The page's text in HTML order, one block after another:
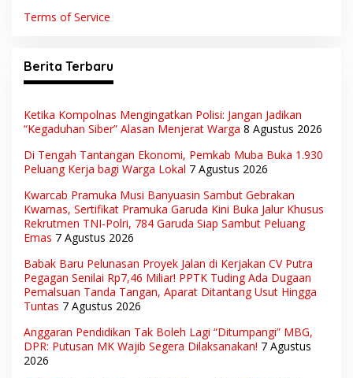
Terms of Service
Berita Terbaru
Ketika Kompolnas Mengingatkan Polisi: Jangan Jadikan
“Kegaduhan Siber” Alasan Menjerat Warga 8 Agustus 2026
Di Tengah Tantangan Ekonomi, Pemkab Muba Buka 1.930
Peluang Kerja bagi Warga Lokal 7 Agustus 2026
Kwarcab Pramuka Musi Banyuasin Sambut Gebrakan
Kwarnas, Sertifikat Pramuka Garuda Kini Buka Jalur Khusus
Rekrutmen TNI-Polri, 784 Garuda Siap Sambut Peluang
Emas 7 Agustus 2026
Babak Baru Pelunasan Proyek Jalan di Kerjakan CV Putra
Pegagan Senilai Rp7,46 Miliar! PPTK Tuding Ada Dugaan
Pemalsuan Tanda Tangan, Aparat Ditantang Usut Hingga
Tuntas 7 Agustus 2026
Anggaran Pendidikan Tak Boleh Lagi “Ditumpangi” MBG,
DPR: Putusan MK Wajib Segera Dilaksanakan! 7 Agustus
2026